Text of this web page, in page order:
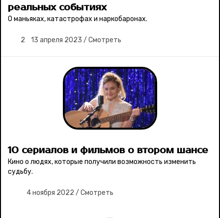
Секспросвет
Великие женщины
Ваши истории
Соцсети
реальных событиях
О маньяках, катастрофах и наркобаронах.
2 13 апреля 2023 / Смотреть
10 сериалов и фильмов о втором шансе
Кино о людях, которые получили возможность изменить
судьбу.
4 ноября 2022 / Смотреть